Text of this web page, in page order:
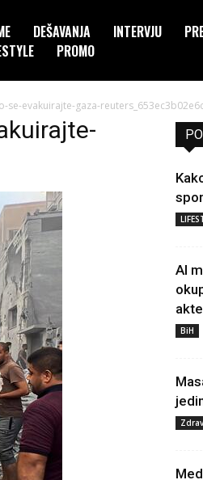
DEŠAVANJA INTERVJU
PROMO
evakuirajte-gaza-
AI
BiH